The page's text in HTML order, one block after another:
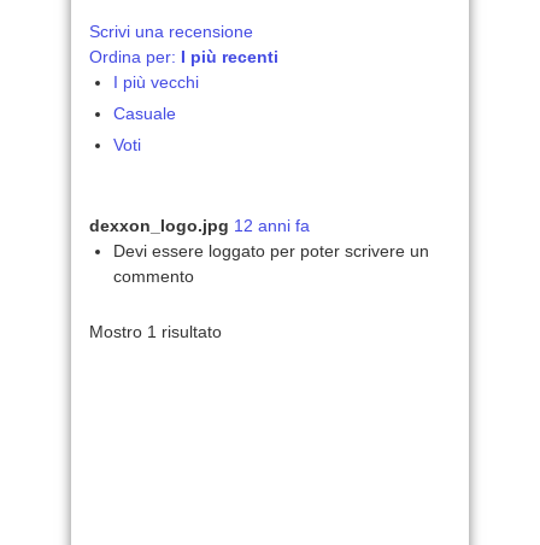
Scrivi una recensione
Ordina per: I più recenti
I più vecchi
Casuale
Voti
dexxon_logo.jpg 12 anni fa
Devi essere loggato per poter scrivere un
commento
Mostro 1 risultato